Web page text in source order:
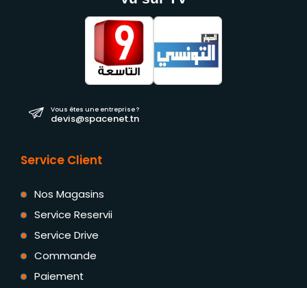
Vous êtes une entreprise ?
devis@spacenet.tn
Service Client
Nos Magasins
Service Reservii
Service Drive
Commande
Paiement